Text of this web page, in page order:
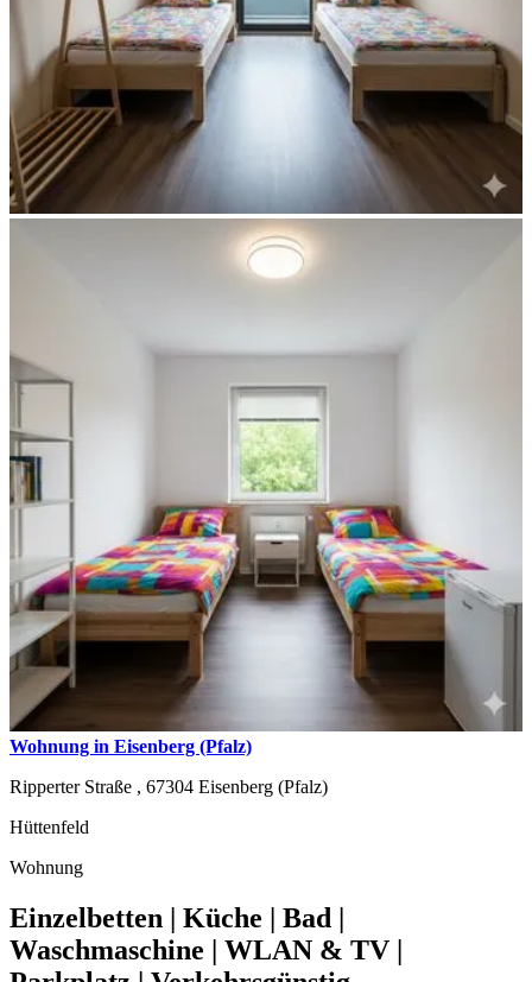
Wohnung in Eisenberg (Pfalz)
Ripperter Straße , 67304 Eisenberg (Pfalz)
Hüttenfeld
Wohnung
Einzelbetten | Küche | Bad |
Waschmaschine | WLAN & TV |